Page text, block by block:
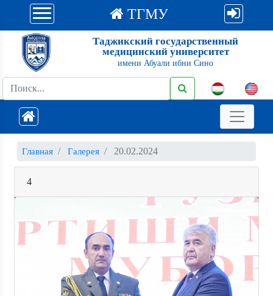
ТГМУ
Таджикский государственный
медицинский университет
имени Абуали ибни Сино
Главная Галерея 20.02.2024
4
Previous